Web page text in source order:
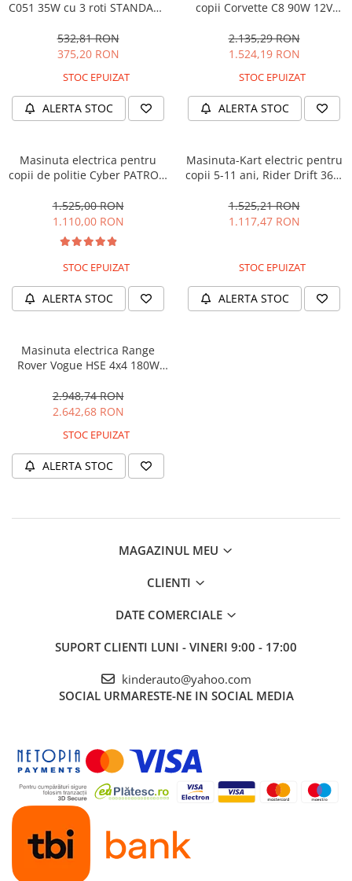
C051 35W cu 3 roti STANDARD
532,81 RON
375,20 RON
STOC EPUIZAT
ALERTA STOC
copii Corvette C8 90W 12V
2.135,29 RON
1.524,19 RON
STOC EPUIZAT
ALERTA STOC
Masinuta electrica pentru
copii de politie Cyber PATROL,
90W, 12V, Black & White
1.525,00 RON
1.110,00 RON
STOC EPUIZAT
ALERTA STOC
Masinuta-Kart electric pentru
copii 5-11 ani, Rider Drift 360,
1.525,21 RON
1.117,47 RON
STOC EPUIZAT
ALERTA STOC
Masinuta electrica Range
Rover Vogue HSE 4x4 180W
2.948,74 RON
2.642,68 RON
STOC EPUIZAT
ALERTA STOC
MAGAZINUL MEU
CLIENTI
DATE COMERCIALE
SUPORT CLIENTI LUNI - VINERI 9:00 - 17:00
kinderauto@yahoo.com
SOCIAL URMARESTE-NE IN SOCIAL MEDIA